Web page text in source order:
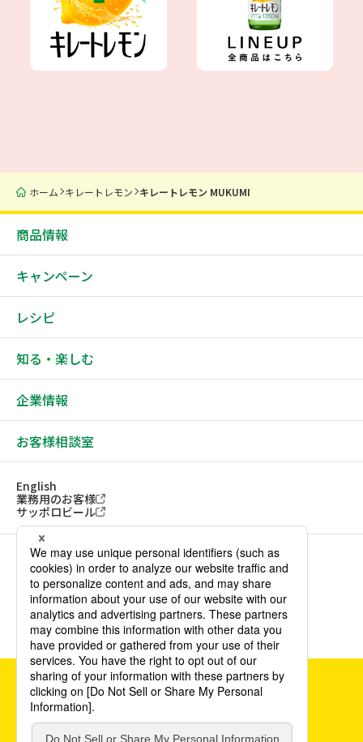
ホーム キレートレモン キレートレモン MUKUMI
商品情報
キャンペーン
レシピ
知る・楽しむ
企業情報
お客様相談室
English
業務用のお客様
サッポロビール
ソーシャルメディアアカウント一覧
サイトご利用にあたってウェブアクセシビリティ方針
個人情報保護方針カスタマーハラスメント方針